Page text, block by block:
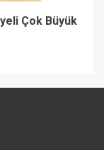
Çok Büyük